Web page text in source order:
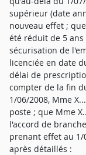
supérieur (date
nouveau effet ;
été réduit de 5
sécurisation de
licenciée en date
délai de
compter de la fin
1/06/2008, Mme
poste ; que Mme
l'accord de
prenant effet au 1/
après détaillés :